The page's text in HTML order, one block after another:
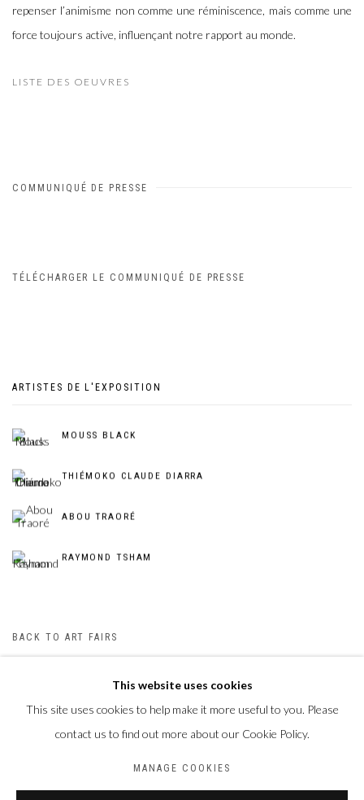
repenser l’animisme non comme une réminiscence, mais comme une
force toujours active, influençant notre rapport au monde.
LISTE DES OEUVRES
COMMUNIQUÉ DE PRESSE
TÉLÉCHARGER LE COMMUNIQUÉ DE PRESSE
ARTISTES DE L'EXPOSITION
MOUSS BLACK
THIÉMOKO CLAUDE DIARRA
ABOU TRAORÉ
RAYMOND TSHAM
BACK TO ART FAIRS
Privacy Policy Manage cookies
COPYRIGHT CP ART 2026 SITE BY ARTLOGIC
This website uses cookies
This site uses cookies to help make it more useful to you. Please
contact us to find out more about our Cookie Policy.
MANAGE COOKIES